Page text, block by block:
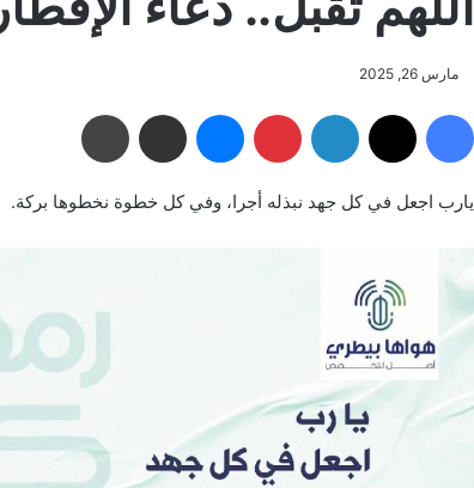
مارس 26, 2025
فيسبوك لينكدإن بينتيريست ماسنجر مشاركة عبر البريد
يارب اجعل في كل جهد نبذله أجرا، وفي كل خطوة نخطوها بركة.